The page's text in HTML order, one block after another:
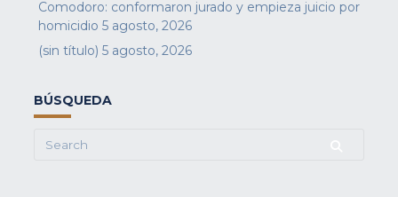
Comodoro: conformaron jurado y empieza juicio por
homicidio 5 agosto, 2026
(sin título) 5 agosto, 2026
BÚSQUEDA
Search